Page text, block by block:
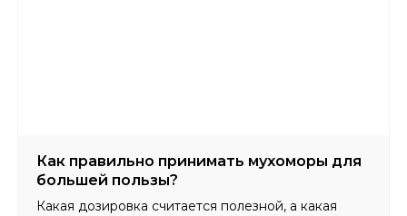
Как правильно принимать мухоморы для
большей пользы?
Какая дозировка считается полезной, а какая